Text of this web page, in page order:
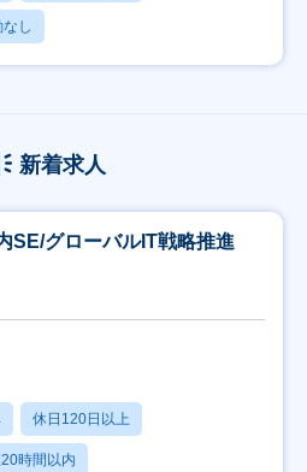
し
新着求人
SE/グローバルIT戦略推進
休日120日以上
時間以内